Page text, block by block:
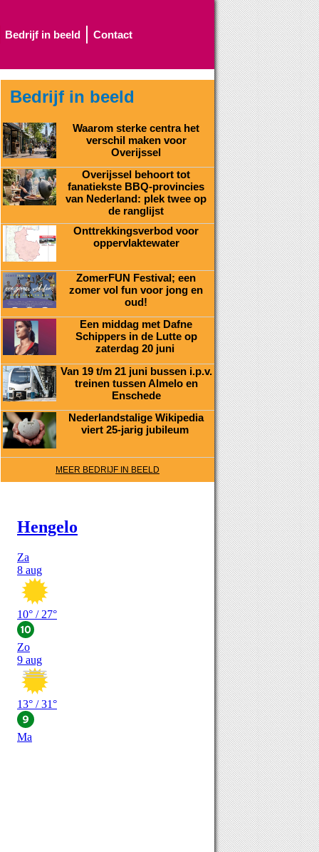
Bedrijf in beeld Contact
Bedrijf in beeld
Waarom sterke centra het
verschil maken voor
Overijssel
Overijssel behoort tot
fanatiekste BBQ-provincies
van Nederland: plek twee op
de ranglijst
Onttrekkingsverbod voor
oppervlaktewater
ZomerFUN Festival; een
zomer vol fun voor jong en
oud!
Een middag met Dafne
Schippers in de Lutte op
zaterdag 20 juni
Van 19 t/m 21 juni bussen i.p.v.
treinen tussen Almelo en
Enschede
Nederlandstalige Wikipedia
viert 25-jarig jubileum
MEER BEDRIJF IN BEELD